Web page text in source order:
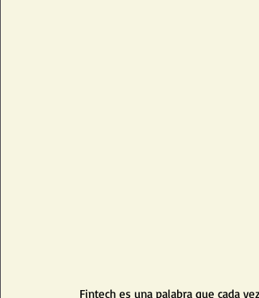
Fintech es una palabra que cada